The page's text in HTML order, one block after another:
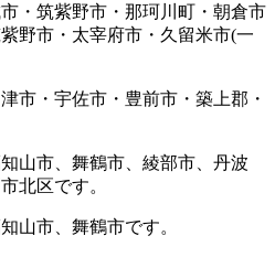
・筑紫野市・那珂川町・朝倉市
野市・太宰府市・久留米市(一
市・宇佐市・豊前市・築上郡・
山市、舞鶴市、綾部市、丹波
北区です。
山市、舞鶴市です。